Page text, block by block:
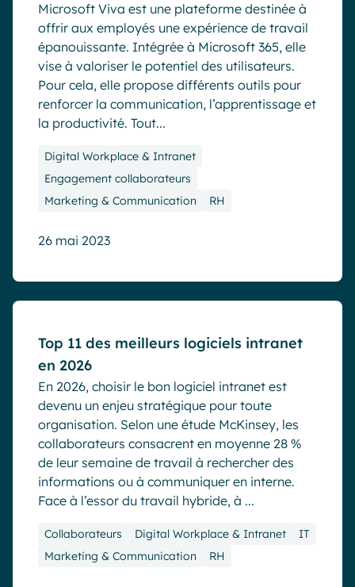
Tendances du marché
Microsoft Viva est une plateforme destinée à
offrir aux employés une expérience de travail
épanouissante. Intégrée à Microsoft 365, elle
vise à valoriser le potentiel des utilisateurs.
Pour cela, elle propose différents outils pour
renforcer la communication, l’apprentissage et
la productivité. Tout...
Digital Workplace & Intranet
Engagement collaborateurs
Marketing & Communication
RH
26 mai 2023
Top 11 des meilleurs logiciels intranet
en 2026
En 2026, choisir le bon logiciel intranet est
devenu un enjeu stratégique pour toute
organisation. Selon une étude McKinsey, les
collaborateurs consacrent en moyenne 28 %
de leur semaine de travail à rechercher des
informations ou à communiquer en interne.
Face à l’essor du travail hybride, à ...
Collaborateurs Digital Workplace & Intranet
IT
Marketing & Communication
RH